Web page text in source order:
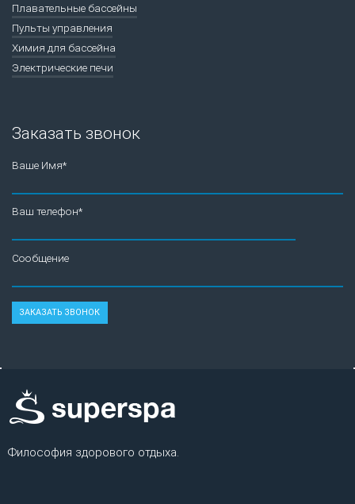
Плавательные бассейны
Пульты управления
Химия для бассейна
Электрические печи
Заказать звонок
Ваше Имя*
Ваш телефон*
Сообщение
Философия здорового отдыха.